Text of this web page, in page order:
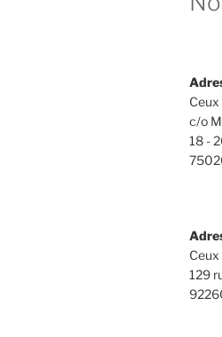
c/o
18 -
129